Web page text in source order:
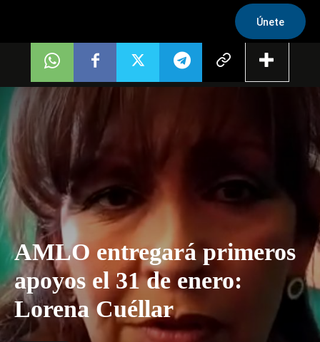
Únete
AMLO entregará primeros
apoyos el 31 de enero:
Lorena Cuéllar